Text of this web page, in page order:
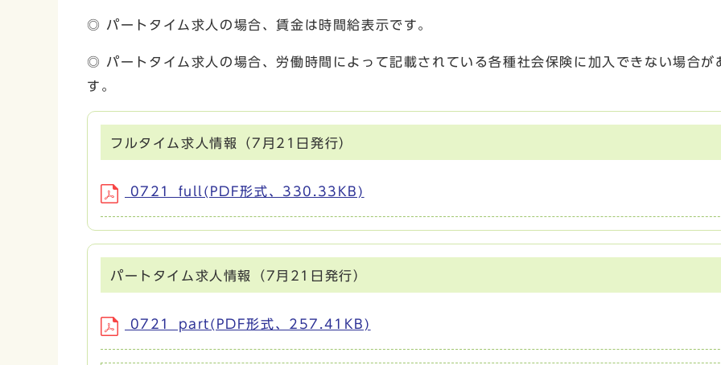
◎ パートタイム求人の場合、賃金は時間給表示です。
◎ パートタイム求人の場合、労働時間によって記載されている各種社会保険に加入できない場合が
す。
フルタイム求人情報（7月21日発行）
0721_full(PDF形式、330.33KB)
パートタイム求人情報（7月21日発行）
0721_part(PDF形式、257.41KB)